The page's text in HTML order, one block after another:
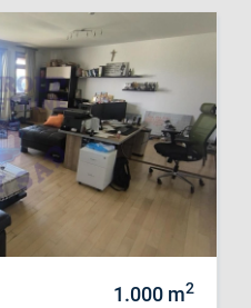
1.000 m2